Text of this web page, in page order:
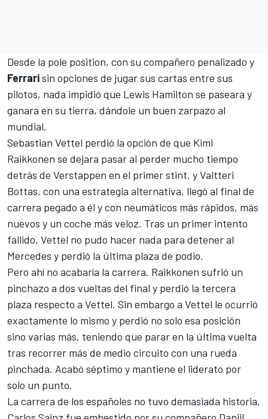
Desde la pole position, con su compañero penalizado y
Ferrarisin opciones de jugar sus cartas entre sus
pilotos, nada impidió que Lewis Hamilton se paseara y
ganara en su tierra, dándole un buen zarpazo al
mundial.
Sebastian Vettel perdió la opción de que Kimi
Raikkonen se dejara pasar al perder mucho tiempo
detrás de Verstappen en el primer stint, y Valtteri
Bottas, con una estrategia alternativa, llegó al final de
carrera pegado a él y con neumáticos más rápidos, más
nuevos y un coche más veloz. Tras un primer intento
fallido, Vettel no pudo hacer nada para detener al
Mercedes y perdió la última plaza de podio.
Pero ahí no acabaría la carrera. Raikkonen sufrió un
pinchazo a dos vueltas del final y perdió la tercera
plaza respecto a Vettel. Sin embargo a Vettel le ocurrió
exactamente lo mismo y perdió no solo esa posición
sino varias más, teniendo que parar en la última vuelta
tras recorrer más de medio circuito con una rueda
pinchada. Acabó séptimo y mantiene el liderato por
solo un punto.
La carrera de los españoles no tuvo demasiada historia.